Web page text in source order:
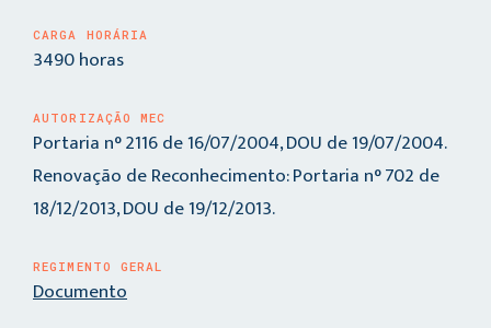
CARGA HORÁRIA
3490 horas
AUTORIZAÇÃO MEC
Portaria n° 2116 de 16/07/2004, DOU de 19/07/2004.
Renovação de Reconhecimento: Portaria n° 702 de
18/12/2013, DOU de 19/12/2013.
REGIMENTO GERAL
Documento